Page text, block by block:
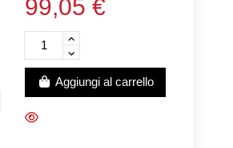
99,05 €
Aggiungi al carrello